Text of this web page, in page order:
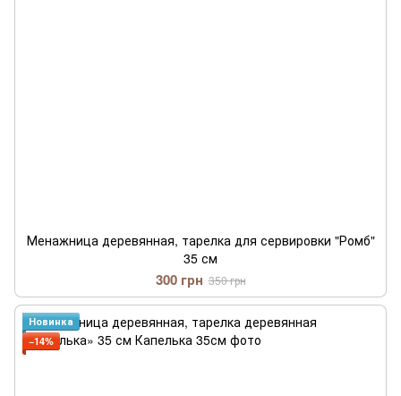
Менажница деревянная, тарелка для сервировки "Ромб"
35 см
300 грн 350 грн
Новинка
−14%